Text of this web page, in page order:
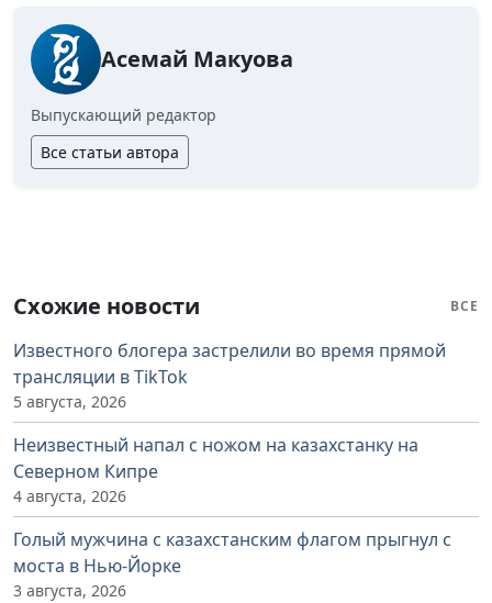
Асемай Макуова
Выпускающий редактор
Все статьи автора
Схожие новости ВСЕ
Известного блогера застрелили во время прямой
трансляции в TikTok
5 августа, 2026
Неизвестный напал с ножом на казахстанку на
Северном Кипре
4 августа, 2026
Голый мужчина с казахстанским флагом прыгнул с
моста в Нью-Йорке
3 августа, 2026